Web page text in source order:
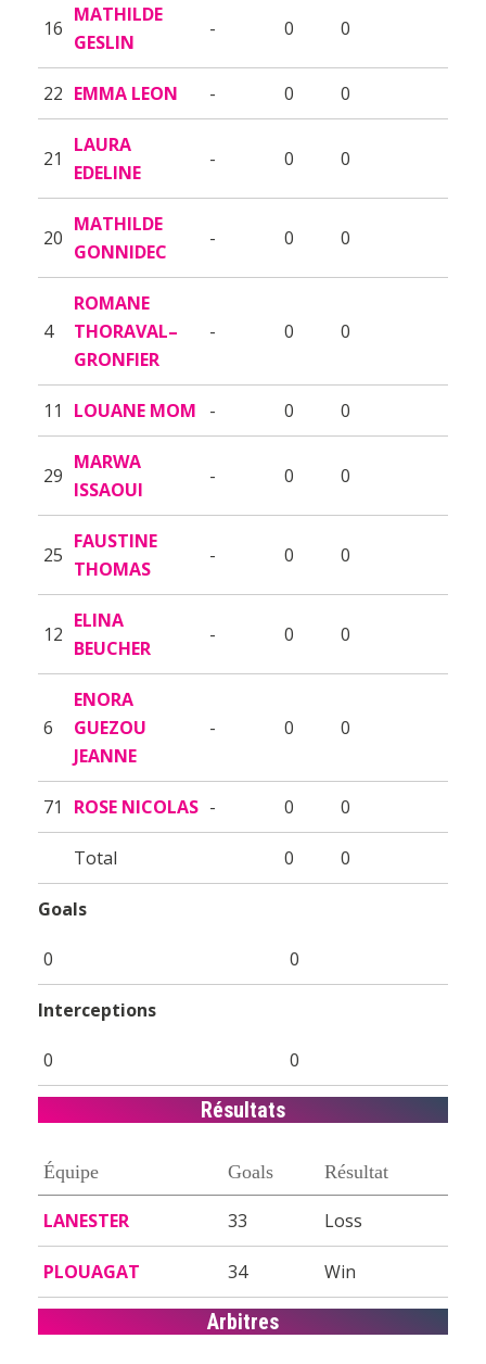
16
MATHILDE
GESLIN
- 0 0
22 EMMA LEON - 0 0
21
LAURA
EDELINE
- 0 0
20
MATHILDE
GONNIDEC
- 0 0
4
ROMANE
THORAVAL–
GRONFIER
- 0 0
11 LOUANE MOM - 0 0
29
MARWA
ISSAOUI
- 0 0
25
FAUSTINE
THOMAS
- 0 0
12
ELINA
BEUCHER
- 0 0
6
ENORA
GUEZOU
JEANNE
- 0 0
71 ROSE NICOLAS - 0 0
Total 0 0
Goals
0 0
Interceptions
0 0
Résultats
Équipe Goals Résultat
LANESTER 33 Loss
PLOUAGAT 34 Win
Arbitres